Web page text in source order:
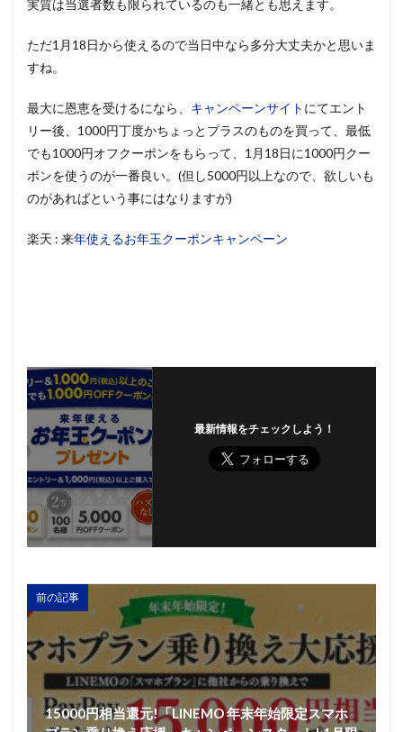
実質は当選者数も限られているのも一緒とも思えます。
ただ1月18日から使えるので当日中なら多分大丈夫かと思いま
すね。
最大に恩恵を受けるになら、 キャンペーンサイト にてエント
リー後、1000円丁度かちょっとプラスのものを買って、最低
でも1000円オフクーポンをもらって、1月18日に1000円クー
ポンを使うのが一番良い。(但し5000円以上なので、欲しいも
のがあればという事にはなりますが)
楽天 : 来年使えるお年玉クーポンキャンペーン
最新情報をチェックしよう！
前の記事
15000円相当還元!「LINEMO 年末年始限定スマホ